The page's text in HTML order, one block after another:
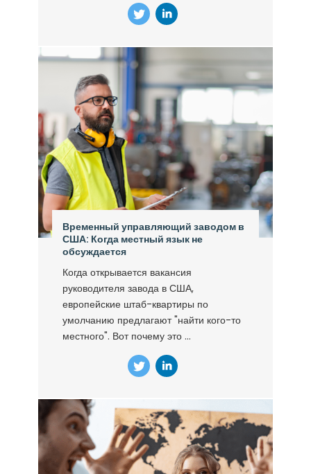
Временный управляющий заводом в
США: Когда местный язык не
обсуждается
Когда открывается вакансия
руководителя завода в США,
европейские штаб-квартиры по
умолчанию предлагают "найти кого-то
местного". Вот почему это ...